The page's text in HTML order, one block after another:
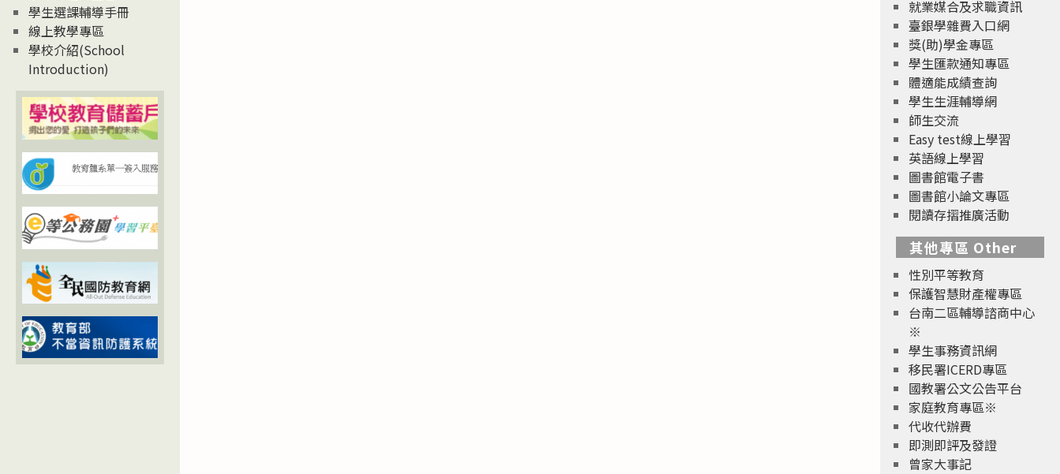
學生選課輔導手冊
線上教學專區
學校介紹(School
Introduction)
就業媒合及求職資訊
臺銀學雜費入口網
獎(助)學金專區
學生匯款通知專區
體適能成績查詢
學生生涯輔導網
師生交流
Easy test線上學習
英語線上學習
圖書館電子書
圖書館小論文專區
閱讀存摺推廣活動
其他專區 Other
性別平等教育
保護智慧財產權專區
台南二區輔導諮商中心
※
學生事務資訊網
移民署ICERD專區
國教署公文公告平台
家庭教育專區※
代收代辦費
即測即評及發證
曾家大事記